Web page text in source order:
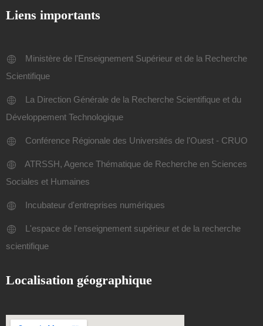
Liens importants
Ministère de l'Enseignement Supérieur et de la Recherche
Scientifique
La Direction Générale de la Recherche Scientifique et du
Développement Technologique
Conférence Régionale des Universités de l'Ouest - CRUO
ATRSSH, Agence Thématique de Recherche en Sciences
Sociales et Humaines
Incubateur d'entreprises numériques
L'espace de l'enseignement supérieur et de la recherche
scientifique
Localisation géographique